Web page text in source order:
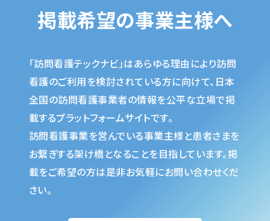
掲載希望の事業主様へ
「訪問看護テックナビ」はあらゆる理由により訪問
看護のご利用を検討されている方に向けて、日本
全国の訪問看護事業者の情報を公平な立場で掲
載するプラットフォームサイトです。
訪問看護事業を営んでいる事業主様と患者さまを
お繋ぎする架け橋となることを目指しています。掲
載をご希望の方は是非お気軽にお問い合わせくだ
さい。